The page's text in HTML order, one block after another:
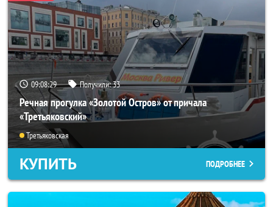
09:08:25 Получили:33
Речная прогулка «Золотой Остров» от причала
«Третьяковский»
Третьяковская
КУПИТЬ ПОДРОБНЕЕ